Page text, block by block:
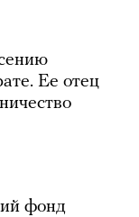
Ее отец
фонд